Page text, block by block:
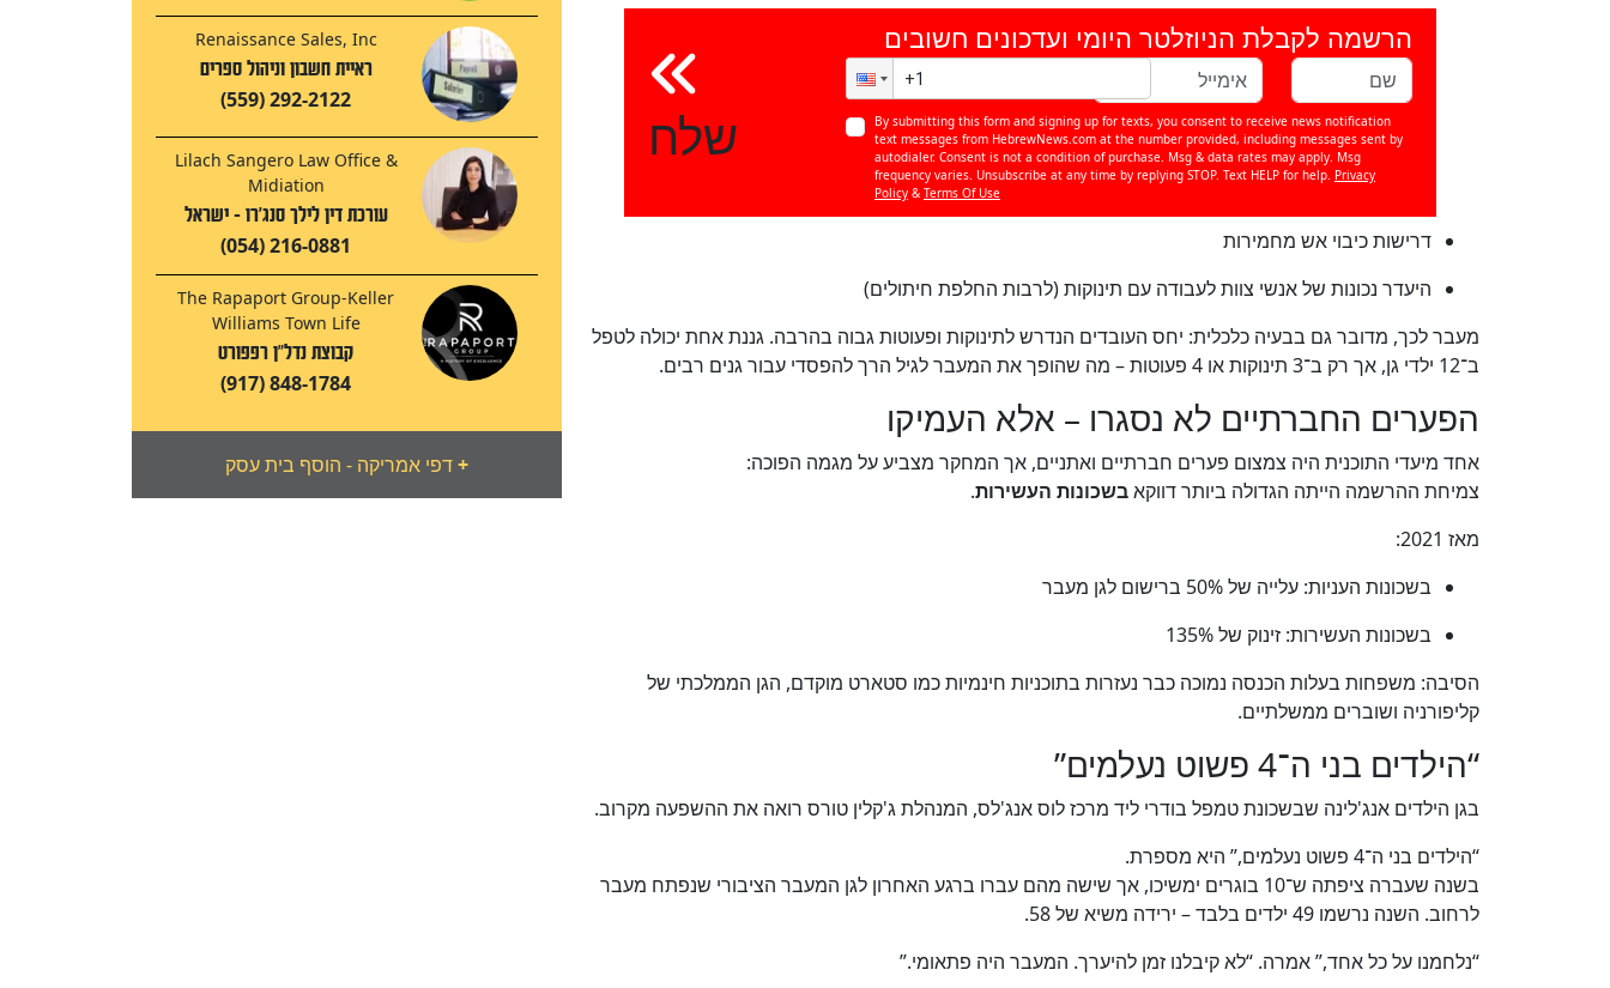
Renaissance Sales, Inc
ראיית חשבון וניהול ספרים
(559) 292-2122
Lilach Sangero Law Office &
Midiation
עורכת דין לילך סנג'רו - ישראל
(054) 216-0881
The Rapaport Group-Keller
Williams Town Life
קבוצת נדל"ן רפפורט
(917) 848-1784
דפי אמריקה - הוסף בית עסק+
שלח
הרשמה לקבלת הניוזלטר היומי ועדכונים חשובים
By submitting this form and signing up for texts, you consent to receive news notification
text messages from HebrewNews.com at the number provided, including messages sent by
autodialer. Consent is not a condition of purchase. Msg & data rates may apply. Msg
frequency varies. Unsubscribe at any time by replying STOP. Text HELP for help. Privacy
Policy & Terms Of Use
דרישות כיבוי אש מחמירות
היעדר נכונות של אנשי צוות לעבודה עם תינוקות (לרבות החלפת חיתולים)
מעבר לכך, מדובר גם בבעיה כלכלית: יחס העובדים הנדרש לתינוקות ופעוטות גבוה בהרבה. גננת אחת יכולה לטפל
ב־12 ילדי גן, אך רק ב־3 תינוקות או 4 פעוטות – מה שהופך את המעבר לגיל הרך להפסדי עבור גנים רבים.
הפערים החברתיים לא נסגרו – אלא העמיקו
אחד מיעדי התוכנית היה צמצום פערים חברתיים ואתניים, אך המחקר מצביע על מגמה הפוכה:
צמיחת ההרשמה הייתה הגדולה ביותר דווקאבשכונות העשירות.
מאז 2021:
בשכונות העניות: עלייה של 50% ברישום לגן מעבר
בשכונות העשירות: זינוק של 135%
הסיבה: משפחות בעלות הכנסה נמוכה כבר נעזרות בתוכניות חינמיות כמו סטארט מוקדם, הגן הממלכתי של
קליפורניה ושוברים ממשלתיים.
“הילדים בני ה־4 פשוט נעלמים”
בגן הילדים אנג'לינה שבשכונת טמפל בודרי ליד מרכז לוס אנג'לס, המנהלת ג'קלין טורס רואה את ההשפעה מקרוב.
“הילדים בני ה־4 פשוט נעלמים,” היא מספרת.
בשנה שעברה ציפתה ש־10 בוגרים ימשיכו, אך שישה מהם עברו ברגע האחרון לגן המעבר הציבורי שנפתח מעבר
לרחוב. השנה נרשמו 49 ילדים בלבד – ירידה משיא של 58.
“נלחמנו על כל אחד,” אמרה. “לא קיבלנו זמן להיערך. המעבר היה פתאומי.”